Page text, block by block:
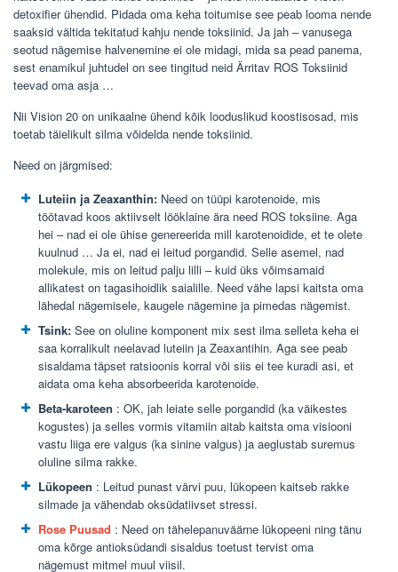
detoxifier ühendid. Pidada oma keha toitumise see peab looma nende
saaksid vältida tekitatud kahju nende toksiinid. Ja jah – vanusega
seotud nägemise halvenemine ei ole midagi, mida sa pead panema,
sest enamikul juhtudel on see tingitud neid Ärritav ROS Toksiinid
teevad oma asja …
Nii Vision 20 on unikaalne ühend kõik looduslikud koostisosad, mis
toetab täielikult silma võidelda nende toksiinid.
Need on järgmised:
Luteiin ja Zeaxanthin: Need on tüüpi karotenoide, mis
töötavad koos aktiivselt lööklaine ära need ROS toksiine. Aga
hei – nad ei ole ühise genereerida mill karotenoidide, et te olete
kuulnud … Ja ei, nad ei leitud porgandid. Selle asemel, nad
molekule, mis on leitud palju lilli – kuid üks võimsamaid
allikatest on tagasihoidlik saialille. Need vähe lapsi kaitsta oma
lähedal nägemisele, kaugele nägemine ja pimedas nägemist.
Tsink: See on oluline komponent mix sest ilma selleta keha ei
saa korralikult neelavad luteiin ja Zeaxantihin. Aga see peab
sisaldama täpset ratsioonis korral või siis ei tee kuradi asi, et
aidata oma keha absorbeerida karotenoide.
Beta-karoteen : OK, jah leiate selle porgandid (ka väikestes
kogustes) ja selles vormis vitamiin aitab kaitsta oma visiooni
vastu liiga ere valgus (ka sinine valgus) ja aeglustab suremus
oluline silma rakke.
Lükopeen : Leitud punast värvi puu, lükopeen kaitseb rakke
silmade ja vähendab oksüdatiivset stressi.
Rose Puusad : Need on tähelepanuväärne lükopeeni ning tänu
oma kõrge antioksüdandi sisaldus toetust tervist oma
nägemust mitmel muul viisil.